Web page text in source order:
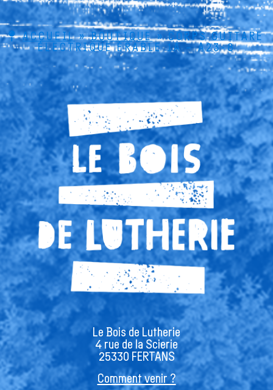
ACCUEIL»BOUTIQUE»CORPS GUITARE
ÉLECTRIQUE ÉRABLE 1A – A23-8
Le Bois de Lutherie
4 rue de la Scierie
25330 FERTANS
Comment venir ?